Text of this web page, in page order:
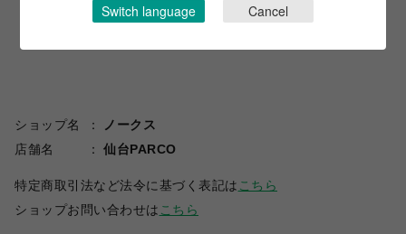
ショップ名
ノークス
店舗名
仙台PARCO
特定商取引法など法令に基づく表記は こちら
ショップお問い合わせは こちら
Switch language Cancel